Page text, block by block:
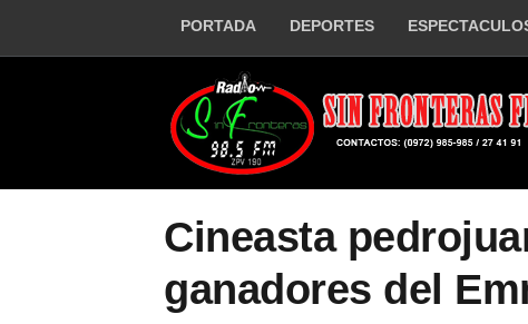
PORTADA DEPORTES
Cineasta
ganadores del